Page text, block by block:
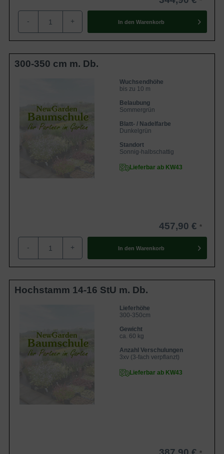
- + In den Warenkorb
300-350 cm m. Db.
Wuchsendhöhe
bis zu 10 m
Belaubung
Sommergrün
Blatt- / Nadelfarbe
Dunkelgrün
Standort
Sonnig-halbschattig
Lieferbar ab KW43
457,90 €
- + In den Warenkorb
Hochstamm 14-16 StU m. Db.
Lieferhöhe
300-350cm
Gewicht
ca. 60 kg
Anzahl Verschulungen
3xv (3-fach verpflanzt)
Lieferbar ab KW43